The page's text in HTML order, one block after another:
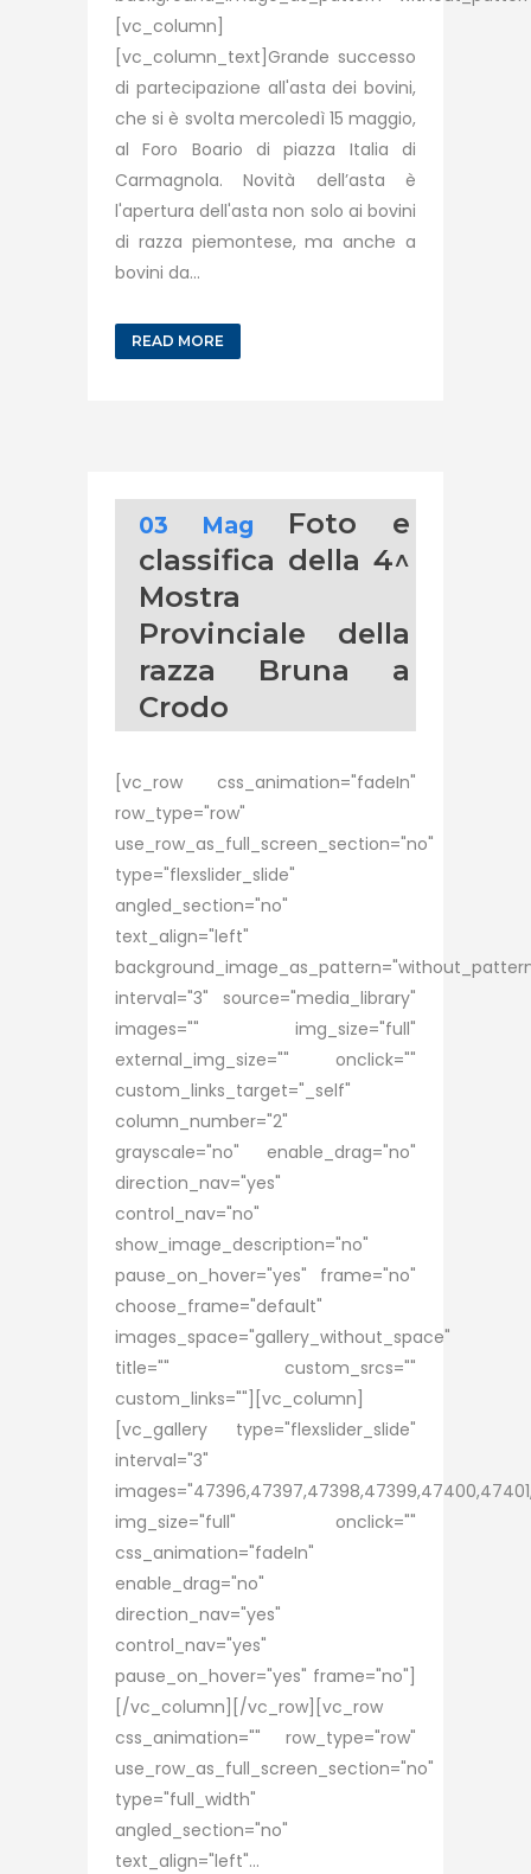
[vc_column]
[vc_column_text]Grande successo
di partecipazione all'asta dei bovini,
che si è svolta mercoledì 15 maggio,
al Foro Boario di piazza Italia di
Carmagnola. Novità dell’asta è
l'apertura dell'asta non solo ai bovini
di razza piemontese, ma anche a
bovini da...
READ MORE
03 Mag
Foto e
classifica della 4^
Mostra
Provinciale della
razza Bruna a
Crodo
[vc_row css_animation="fadeIn"
row_type="row"
use_row_as_full_screen_section="no"
type="flexslider_slide"
angled_section="no"
text_align="left"
interval="3" source="media_library"
images="" img_size="full"
external_img_size="" onclick=""
custom_links_target="_self"
column_number="2"
grayscale="no" enable_drag="no"
direction_nav="yes"
control_nav="no"
show_image_description="no"
pause_on_hover="yes" frame="no"
choose_frame="default"
images_space="gallery_without_space"
title="" custom_srcs=""
custom_links=""][vc_column]
[vc_gallery type="flexslider_slide"
interval="3"
img_size="full" onclick=""
css_animation="fadeIn"
enable_drag="no"
direction_nav="yes"
control_nav="yes"
pause_on_hover="yes" frame="no"]
[/vc_column][/vc_row][vc_row
css_animation="" row_type="row"
use_row_as_full_screen_section="no"
type="full_width"
angled_section="no"
text_align="left"...